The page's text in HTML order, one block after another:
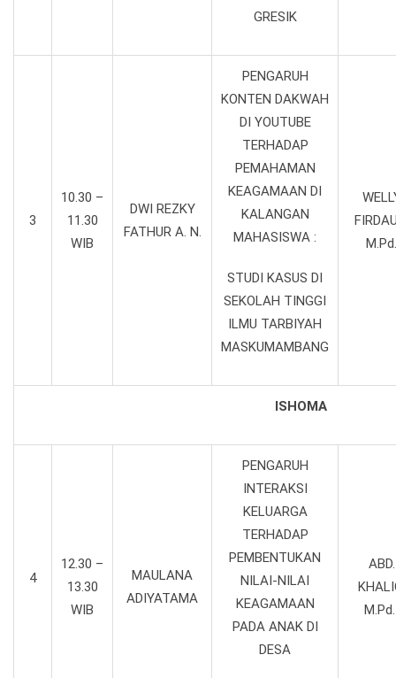
GRESIK
3
10.30 –
11.30
WIB
DWI REZKY
FATHUR A. N.
PENGARUH
KONTEN DAKWAH
DI YOUTUBE
TERHADAP
PEMAHAMAN
KEAGAMAAN DI
KALANGAN
MAHASISWA :
STUDI KASUS DI
SEKOLAH TINGGI
ILMU TARBIYAH
MASKUMAMBANG
M.Pd.
ISHOMA
4
12.30 –
13.30
WIB
MAULANA
ADIYATAMA
PENGARUH
INTERAKSI
KELUARGA
TERHADAP
PEMBENTUKAN
NILAI-NILAI
KEAGAMAAN
PADA ANAK DI
DESA
ABD.